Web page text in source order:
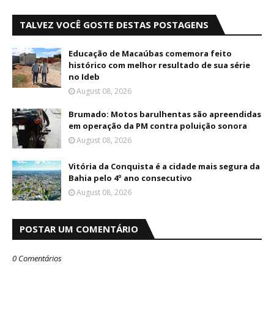
TALVEZ VOCÊ GOSTE DESTAS POSTAGENS
Educação de Macaúbas comemora feito
histórico com melhor resultado de sua série
no Ideb
August 08, 2026
Brumado: Motos barulhentas são apreendidas
em operação da PM contra poluição sonora
August 08, 2026
Vitória da Conquista é a cidade mais segura da
Bahia pelo 4º ano consecutivo
August 08, 2026
POSTAR UM COMENTÁRIO
0 Comentários